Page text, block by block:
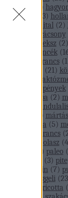
vacsorák
)
5) házi 3)
ital (2)
karácsony
keksz (2)
kencék (
kezeletlen narancs (1
(21)
lepények
liba (2)
) mártás
medvehagyma (5)
narancs (
olasz (4
) paleo (
(3) pite
PS Magazin (7)
reggeli (23
ricotta (